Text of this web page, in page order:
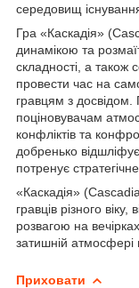
середовищ
Гра «Каскадія»
динамікою та
складності, а
провести час на
гравцям з
поціновувачам
конфліктів та
добренько
потренує
«Каскадія»
гравців різного
розвагою на
затишній атмосфері
Приховати